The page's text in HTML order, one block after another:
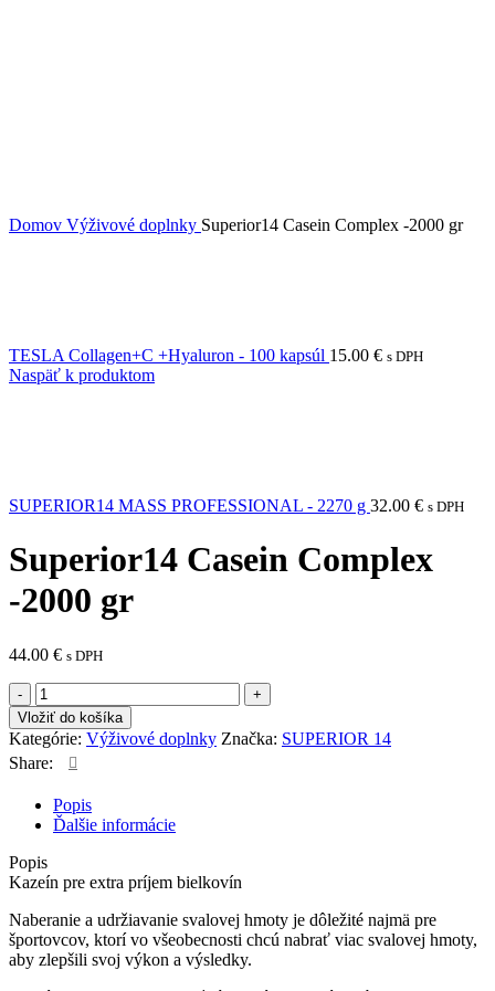
Domov Výživové doplnky Superior14 Casein Complex -2000 gr
TESLA Collagen+C +Hyaluron - 100 kapsúl 15.00 € s DPH
Naspäť k produktom
SUPERIOR14 MASS PROFESSIONAL - 2270 g 32.00 € s DPH
Superior14 Casein Complex
-2000 gr
44.00 € s DPH
množstvo
Superior14
Casein
Complex
-2000
Vložiť do košíka
Kategórie: Výživové doplnky Značka: SUPERIOR 14
Share:
Popis
Ďalšie informácie
Popis
Kazeín pre extra príjem bielkovín
Naberanie a udržiavanie svalovej hmoty je dôležité najmä pre
športovcov, ktorí vo všeobecnosti chcú nabrať viac svalovej hmoty,
aby zlepšili svoj výkon a výsledky.